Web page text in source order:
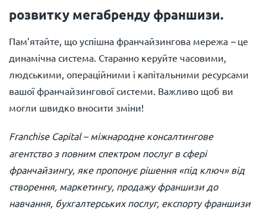
розвитку мегабренду франшизи.
Пам’ятайте, що успішна франчайзингова мережа –це
динамічна система. Старанно керуйте часовими,
людськими, операційними і капітальними ресурсами
вашої франчайзингової системи. Важливо щоб ви
могли швидко вносити зміни!
Franchise Capital– міжнародне консалтингове
агентство з повним спектром послуг в сфері
франчайзингу, яке пропонує рішення «під ключ» від
створення, маркетингу, продажу франшизи до
навчання, бухгалтерських послуг, експорту франшизи